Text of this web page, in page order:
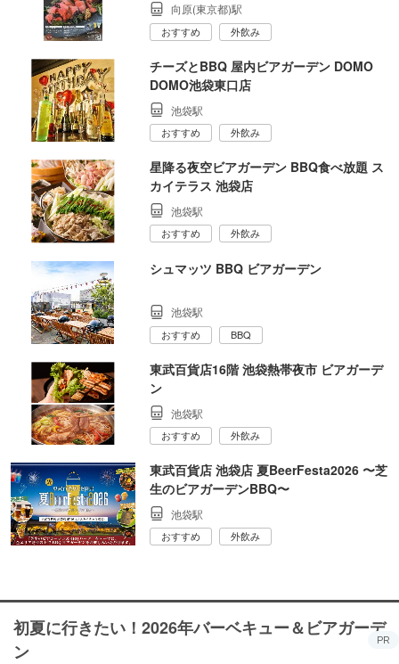
向原(東京都)駅
おすすめ 外飲み
チーズとBBQ 屋内ビアガーデン DOMO
DOMO池袋東口店
池袋駅
おすすめ 外飲み
星降る夜空ビアガーデン BBQ食べ放題 ス
カイテラス 池袋店
池袋駅
おすすめ 外飲み
シュマッツ BBQ ビアガーデン
池袋駅
おすすめ BBQ
東武百貨店16階 池袋熱帯夜市 ビアガーデ
ン
池袋駅
おすすめ 外飲み
東武百貨店 池袋店 夏BeerFesta2026 〜芝
生のビアガーデンBBQ〜
池袋駅
おすすめ 外飲み
初夏に行きたい！2026年バーベキュー＆ビアガーデ
ン
PR